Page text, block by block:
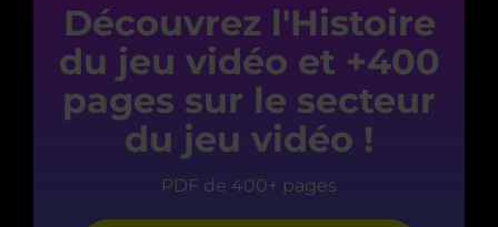
Découvrez l'Histoire
du jeu vidéo et +400
pages sur le secteur
du jeu vidéo !
PDF de 400+ pages